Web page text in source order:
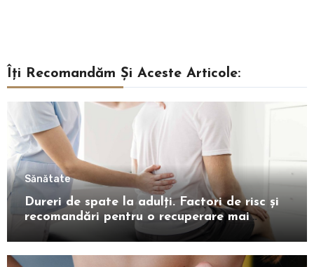
Îți Recomandăm Și Aceste Articole:
Sănătate
Dureri de spate la adulți. Factori de risc și
recomandări pentru o recuperare mai
rapidă